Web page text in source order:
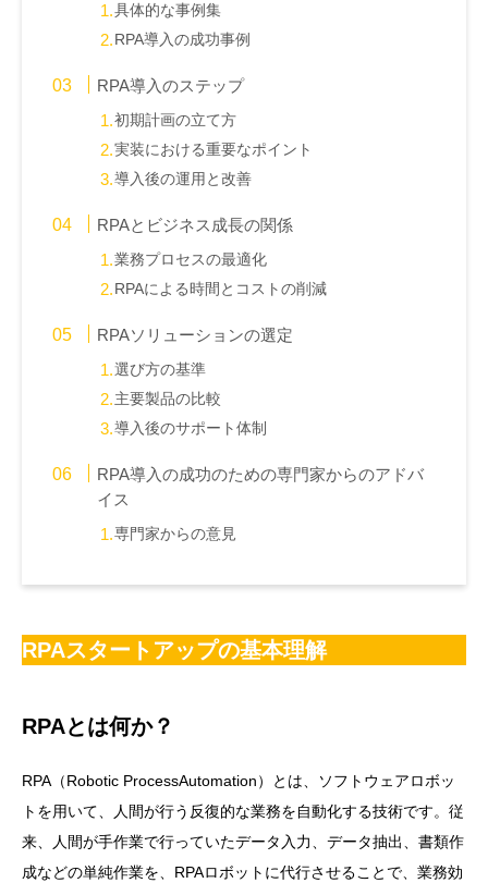
具体的な事例集
RPA導入の成功事例
RPA導入のステップ
初期計画の立て方
実装における重要なポイント
導入後の運用と改善
RPAとビジネス成長の関係
業務プロセスの最適化
RPAによる時間とコストの削減
RPAソリューションの選定
選び方の基準
主要製品の比較
導入後のサポート体制
RPA導入の成功のための専門家からのアドバ
イス
専門家からの意見
RPAスタートアップの基本理解
RPAとは何か？
RPA（Robotic ProcessAutomation）とは、ソフトウェアロボッ
トを用いて、人間が行う反復的な業務を自動化する技術です。従
来、人間が手作業で行っていたデータ入力、データ抽出、書類作
成などの単純作業を、RPAロボットに代行させることで、業務効